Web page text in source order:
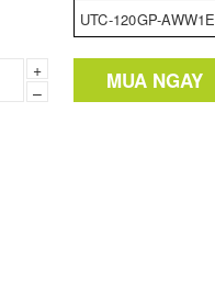
UTC-120GP-AWW1E
+
–
MUA NGAY